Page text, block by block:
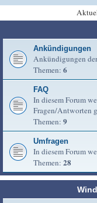
Ankündigungen
Ankündigungen
Themen: 6
FAQ
In diesem Forum
Fragen/Antworten
Themen: 9
Umfragen
In diesem Forum
Themen: 28